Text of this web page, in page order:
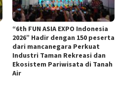
“6th FUN ASIA EXPO Indonesia
2026” Hadir dengan 150 peserta
dari mancanegara Perkuat
Industri Taman Rekreasi dan
Ekosistem Pariwisata di Tanah
Air